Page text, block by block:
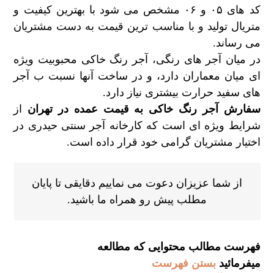
کد های ۰۵ و ۰۶ مشخص می شود با بهترین کیفیت و
متریال تولید و با مناسب ترین قیمت به دست مشتریان
می رساند.
در میان آجر های رنگی، آجر رنگ خاکی محبوبیت ویژه
ای میان معماران دارد، و در ساخت آنها نسبت ب آجر
های سفید حرارت بیشتری نیاز دارد.
سفارش آجر رنگ خاکی به قیمت عمده در تهران از
شرایط ویژه ای است که کارخانه آجر سنتی حیدری در
اختیار مشتریان گرامی خود قرار داده است.
از شما عزیزان دعوت می نماییم دقایقی تا پایان
مطلب پیش رو همراه ما باشید.
فهرست مطالب محتوایی که مطالعه
میفرمائید بستن فهرست